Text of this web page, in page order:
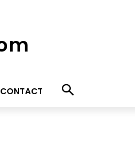
CONTACT